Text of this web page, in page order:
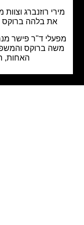
רוזנברג וצוות מפות
את בלהה ברוקס
ד"ר פישר מנחמים
ברוקס והמשפחה על
האחות, הרעיה